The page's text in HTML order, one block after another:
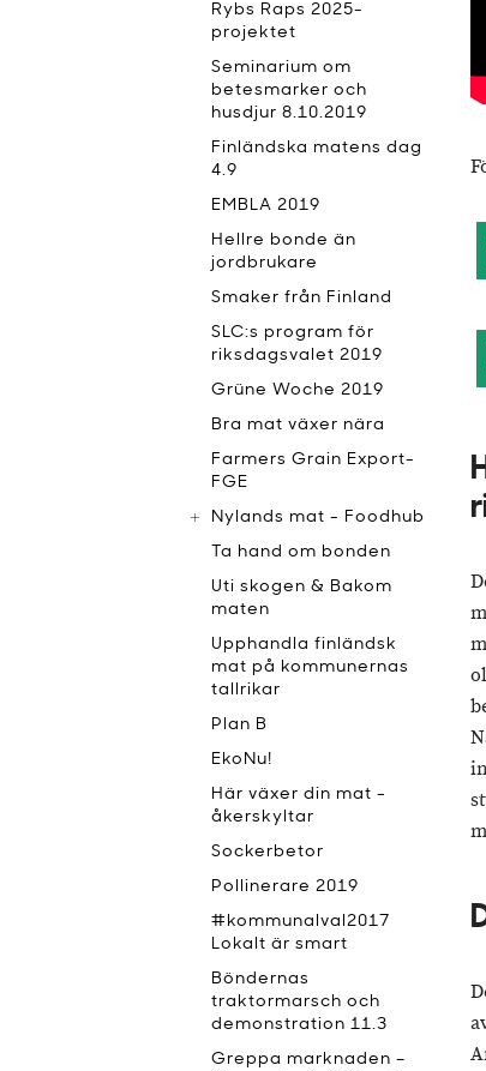
Rybs Raps 2025-
projektet
Seminarium om
betesmarker och
husdjur 8.10.2019
Finländska matens dag
4.9
EMBLA 2019
Hellre bonde än
jordbrukare
Smaker från Finland
SLC:s program för
riksdagsvalet 2019
Grüne Woche 2019
Bra mat växer nära
Farmers Grain Export-
FGE
Nylands mat - Foodhub
Ta hand om bonden
Uti skogen & Bakom
maten
Upphandla finländsk
mat på kommunernas
tallrikar
Plan B
EkoNu!
Här växer din mat -
åkerskyltar
Sockerbetor
Pollinerare 2019
#kommunalval2017
Lokalt är smart
Böndernas
traktormarsch och
demonstration 11.3
Greppa marknaden –